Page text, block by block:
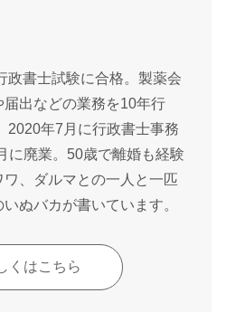
政書士試験に合格。製薬会
出などの業務を10年行
2020年7月に行政書士事務
に廃業。50歳で離婚も経験
、ダルマとの一人と一匹
ぬバカが書いています。
くはこちら